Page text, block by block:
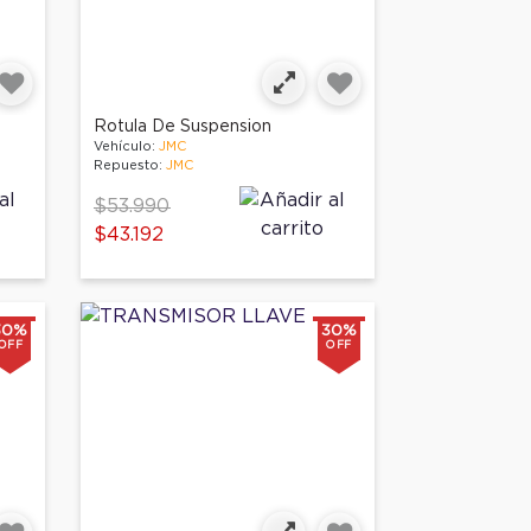
Rotula De Suspension
Vehículo:JMC
Repuesto:JMC
Price reduced from
$53.990to
$43.192
30%
OFF